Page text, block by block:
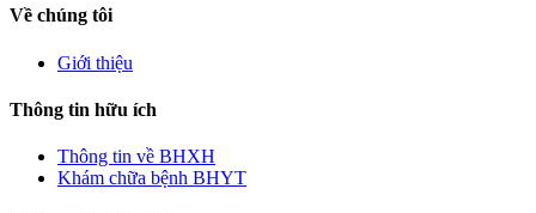
Về chúng tôi
Giới thiệu
Thông tin hữu ích
Thông tin về BHXH
Khám chữa bệnh BHYT